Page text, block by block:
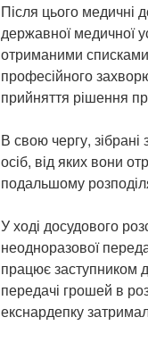
Після цього медичні
державної медичної
отриманими списками
професійного
прийняття рішення
В свою чергу, зібрані
осіб, від яких вони
подальшому
У ході досудового
неодноразової
працює заступником
передачі грошей в
екснардепку